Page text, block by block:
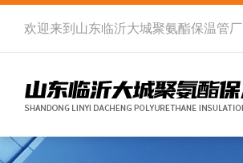
欢迎来到 山东临沂大城聚氨酯保温管厂